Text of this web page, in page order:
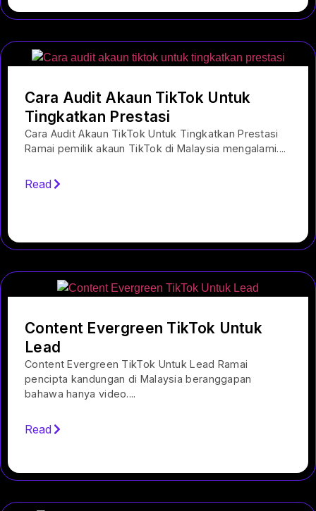
Cara Audit Akaun TikTok Untuk
Tingkatkan Prestasi
Cara Audit Akaun TikTok Untuk Tingkatkan Prestasi
Ramai pemilik akaun TikTok di Malaysia mengalami....
Read
Content Evergreen TikTok Untuk
Lead
Content Evergreen TikTok Untuk Lead Ramai
pencipta kandungan di Malaysia beranggapan
bahawa hanya video....
Read